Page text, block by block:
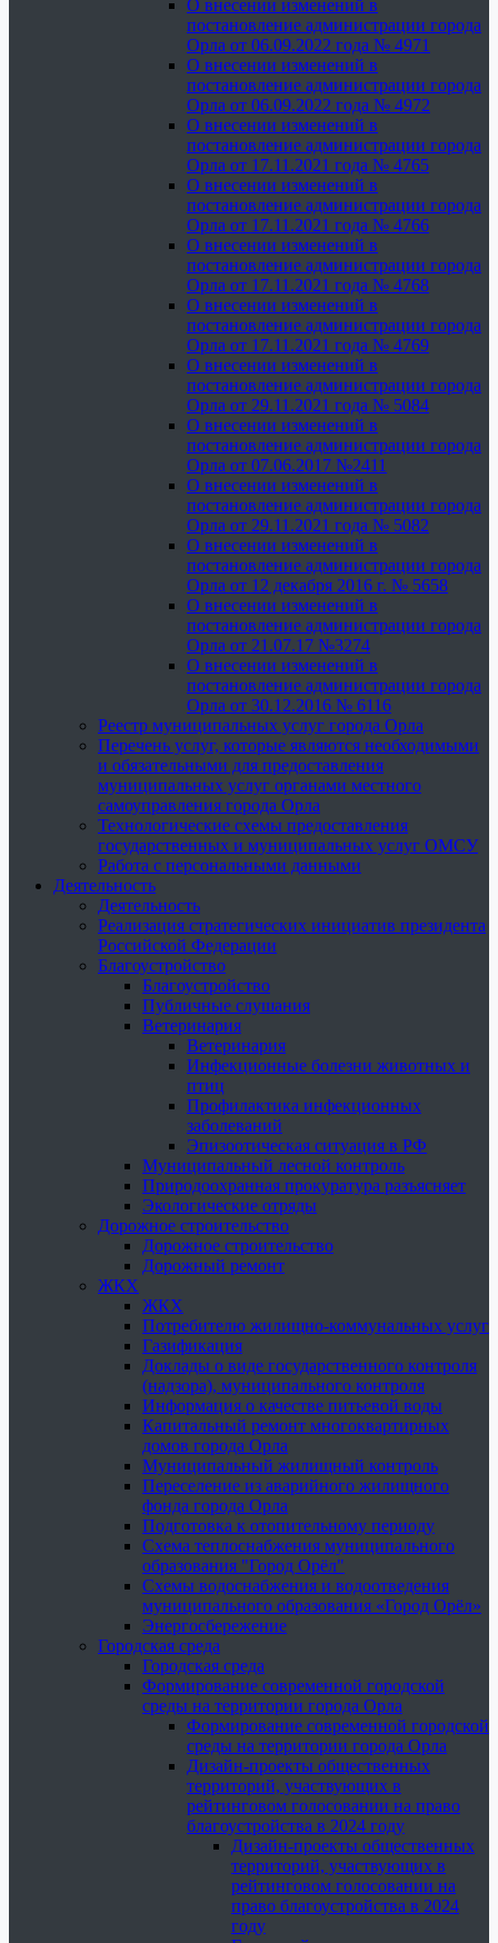
О внесении изменений в
постановление администрации города
Орла от 06.09.2022 года № 4971
О внесении изменений в
постановление администрации города
Орла от 06.09.2022 года № 4972
О внесении изменений в
постановление администрации города
Орла от 17.11.2021 года № 4765
О внесении изменений в
постановление администрации города
Орла от 17.11.2021 года № 4766
О внесении изменений в
постановление администрации города
Орла от 17.11.2021 года № 4768
О внесении изменений в
постановление администрации города
Орла от 17.11.2021 года № 4769
О внесении изменений в
постановление администрации города
Орла от 29.11.2021 года № 5084
О внесении изменений в
постановление администрации города
Орла от 07.06.2017 №2411
О внесении изменений в
постановление администрации города
Орла от 29.11.2021 года № 5082
О внесении изменений в
постановление администрации города
Орла от 12 декабря 2016 г. № 5658
О внесении изменений в
постановление администрации города
Орла от 21.07.17 №3274
О внесении изменений в
постановление администрации города
Орла от 30.12.2016 № 6116
Реестр муниципальных услуг города Орла
Перечень услуг, которые являются необходимыми
и обязательными для предоставления
муниципальных услуг органами местного
самоуправления города Орла
Технологические схемы предоставления
государственных и муниципальных услуг ОМСУ
Работа с персональными данными
Деятельность
Деятельность
Реализация стратегических инициатив президента
Российской Федерации
Благоустройство
Благоустройство
Публичные слушания
Ветеринария
Ветеринария
Инфекционные болезни животных и
птиц
Профилактика инфекционных
заболеваний
Эпизоотическая ситуация в РФ
Муниципальный лесной контроль
Природоохранная прокуратура разъясняет
Экологические отряды
Дорожное строительство
Дорожное строительство
Дорожный ремонт
ЖКХ
ЖКХ
Потребителю жилищно-коммунальных услуг
Газификация
Доклады о виде государственного контроля
(надзора), муниципального контроля
Информация о качестве питьевой воды
Капитальный ремонт многоквартирных
домов города Орла
Муниципальный жилищный контроль
Переселение из аварийного жилищного
фонда города Орла
Подготовка к отопительному периоду
Схема теплоснабжения муниципального
образования "Город Орёл"
Схемы водоснабжения и водоотведения
муниципального образования «Город Орёл»
Энергосбережение
Городская среда
Городская среда
Формирование современной городской
среды на территории города Орла
Формирование современной городской
среды на территории города Орла
Дизайн-проекты общественных
территорий, участвующих в
рейтинговом голосовании на право
благоустройства в 2024 году
Дизайн-проекты общественных
территорий, участвующих в
рейтинговом голосовании на
право благоустройства в 2024
году